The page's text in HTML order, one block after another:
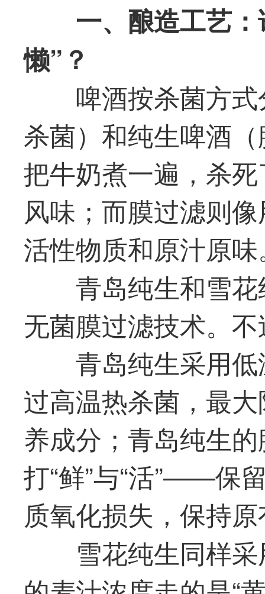
一、酿造工艺
懒”？
啤酒按杀菌方
杀菌）和纯生啤酒
把牛奶煮一遍，杀
风味；而膜过滤则
活性物质和原汁原
青岛纯生和雪
无菌膜过滤技术。
青岛纯生采用
过高温热杀菌， 最
养成分；青岛纯生
打“鲜”与“活”——保
质氧化损失，保持
雪花纯生同样